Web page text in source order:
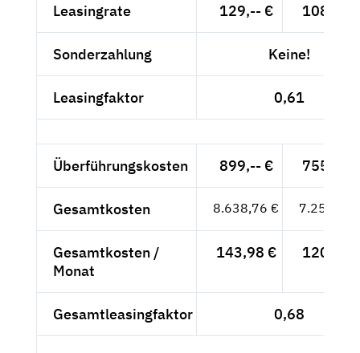
Leasingrate 129,-- € 108,40
Sonderzahlung Keine!
Leasingfaktor 0,61
Überführungskosten 899,-- € 755,46
Gesamtkosten 8.638,76 € 7.259,46
Gesamtkosten /
Monat
143,98 € 120,99
Gesamtleasingfaktor 0,68